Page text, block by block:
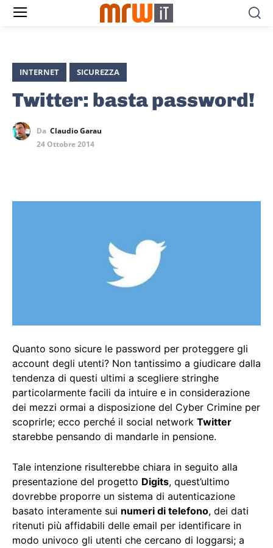
INTERNET SICUREZZA
Twitter: basta password!
Da Claudio Garau
24 Ottobre 2014
Quanto sono sicure le password per proteggere gli
account degli utenti? Non tantissimo a giudicare dalla
tendenza di questi ultimi a scegliere stringhe
particolarmente facili da intuire e in considerazione
dei mezzi ormai a disposizione del Cyber Crimine per
scoprirle; ecco perché il social network Twitter
starebbe pensando di mandarle in pensione.
Tale intenzione risulterebbe chiara in seguito alla
presentazione del progetto Digits, quest’ultimo
dovrebbe proporre un sistema di autenticazione
basato interamente sui numeri di telefono, dei dati
ritenuti più affidabili delle email per identificare in
modo univoco gli utenti che cercano di loggarsi; a